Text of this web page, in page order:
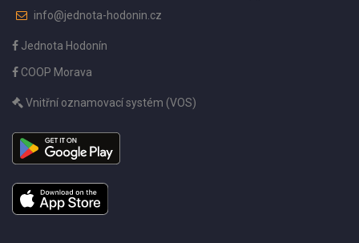
info@jednota-hodonin.cz
Jednota Hodonín
COOP Morava
Vnitřní oznamovací systém (VOS)